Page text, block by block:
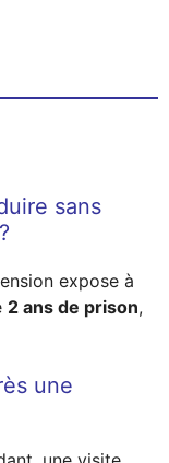
sans
expose à
2 ans de prison,
une